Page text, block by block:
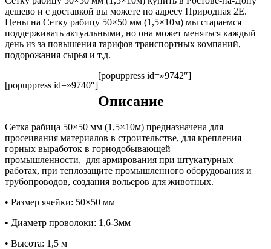
дешево и с доставкой вы можете по адресу Природная 2Е.
Цены на Сетку рабицу 50×50 мм (1,5×10м) мы стараемся
поддерживать актуальными, но она может меняться каждый
день из за повышения тарифов транспортных компаний,
подорожания сырья и т.д.
[popuppress id=»9740″]
[popuppress id=»9742″]
Описание
Сетка рабица 50×50 мм (1,5×10м) предназначена для
просеивания материалов в строительстве, для крепления
горных выработок в горнодобывающей
промышленности, для армирования при штукатурных
работах, при теплозащите промышленного оборудования и
трубопроводов, создания вольеров для животных.
• Размер ячейки: 50×50 мм
• Диаметр проволоки: 1,6-3мм
• Высота: 1,5 м